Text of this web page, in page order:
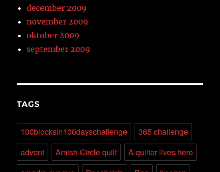
december 2009
november 2009
oktober 2009
september 2009
TAGS
100blocksin100dayschallenge
365 challenge
advent
Amish Circle quilt
A quilter lives here